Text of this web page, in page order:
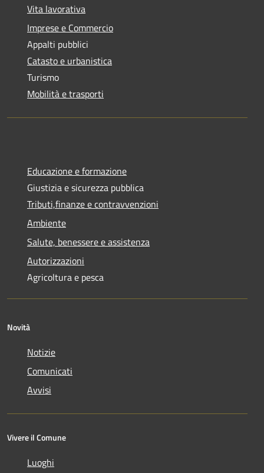
Vita lavorativa
Imprese e Commercio
Appalti pubblici
Catasto e urbanistica
Turismo
Mobilità e trasporti
Educazione e formazione
Giustizia e sicurezza pubblica
Tributi,finanze e contravvenzioni
Ambiente
Salute, benessere e assistenza
Autorizzazioni
Agricoltura e pesca
Novità
Notizie
Comunicati
Avvisi
Vivere il Comune
Luoghi